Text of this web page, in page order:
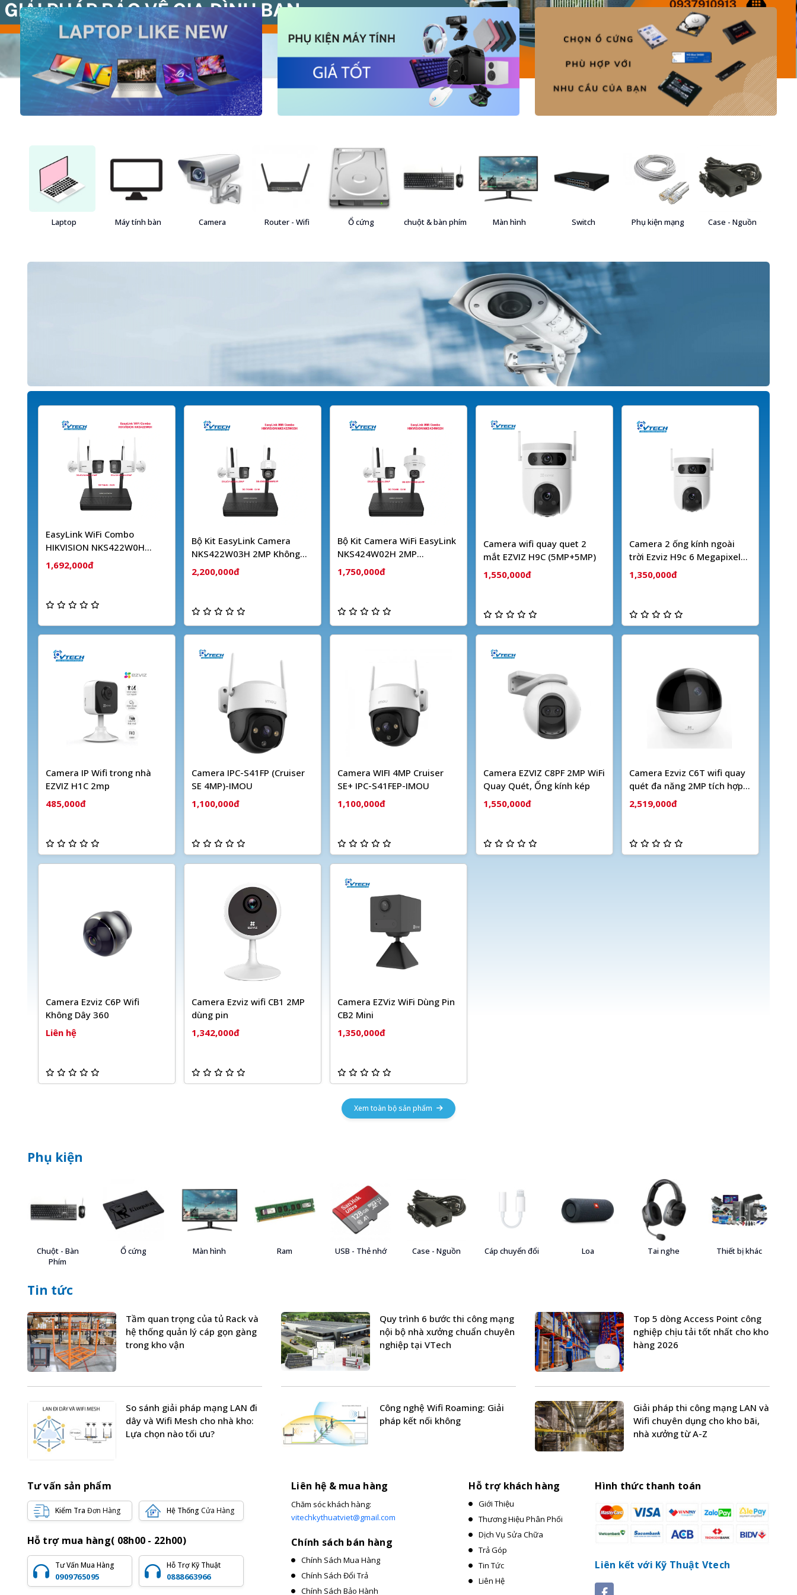
Laptop Máy tính bàn Camera Router - Wifi Ổ cứng chuột & bàn phím Màn hình Switch Phụ kiện mạng Case - Nguồn
EasyLink WiFi Combo
HIKVISION NKS422W0H
(2MP)
1,692,000đ
Bộ Kit EasyLink Camera
NKS422W03H 2MP Không
Dây HIKVISION
2,200,000đ
Bộ Kit Camera WiFi EasyLink
NKS424W02H 2MP
HIKVISION
1,750,000đ
Camera wifi quay quet 2
mắt EZVIZ H9C (5MP+5MP)
1,550,000đ
Camera 2 ống kính ngoài
trời Ezviz H9c 6 Megapixel
(Dual camera)
1,350,000đ
Camera IP Wifi trong nhà
EZVIZ H1C 2mp
485,000đ
Camera IPC-S41FP (Cruiser
SE 4MP)-IMOU
1,100,000đ
Camera WIFI 4MP Cruiser
SE+ IPC-S41FEP-IMOU
1,100,000đ
Camera EZVIZ C8PF 2MP WiFi
Quay Quét, Ống kính kép
1,550,000đ
Camera Ezviz C6T wifi quay
quét đa năng 2MP tích hợp
báo động
2,519,000đ
Camera Ezviz C6P Wifi
Không Dây 360
Liên hệ
Camera Ezviz wifi CB1 2MP
dùng pin
1,342,000đ
Camera EZViz WiFi Dùng Pin
CB2 Mini
1,350,000đ
Xem toàn bộ sản phẩm
Phụ kiện
Chuột - Bàn
Phím
Ổ cứng Màn hình Ram USB - Thẻ nhớ Case - Nguồn Cáp chuyển đổi Loa Tai nghe Thiết bị khác
Tin tức
Tầm quan trọng của tủ Rack và
hệ thống quản lý cáp gọn gàng
trong kho vận
Quy trình 6 bước thi công mạng
nội bộ nhà xưởng chuẩn chuyên
nghiệp tại VTech
Top 5 dòng Access Point công
nghiệp chịu tải tốt nhất cho kho
hàng 2026
So sánh giải pháp mạng LAN đi
dây và Wifi Mesh cho nhà kho:
Lựa chọn nào tối ưu?
Công nghệ Wifi Roaming: Giải
pháp kết nối không
Giải pháp thi công mạng LAN và
Wifi chuyên dụng cho kho bãi,
nhà xưởng từ A-Z
Tư vấn sản phẩm
Kiểm Tra Đơn Hàng Hệ Thống Cửa Hàng
Hỗ trợ mua hàng( 08h00 - 22h00)
Tư Vấn Mua Hàng
0909765095
Hỗ Trợ Kỹ Thuật
0888663966
Liên hệ & mua hàng
Chăm sóc khách hàng:
vitechkythuatviet@gmail.com
Chính sách bán hàng
Chính Sách Mua Hàng
Chính Sách Đổi Trả
Chính Sách Bảo Hành
Hỗ trợ khách hàng
Giới Thiệu
Thương Hiệu Phân Phối
Dịch Vụ Sửa Chữa
Trả Góp
Tin Tức
Liên Hệ
Hình thức thanh toán
Liên kết với Kỹ Thuật Vtech